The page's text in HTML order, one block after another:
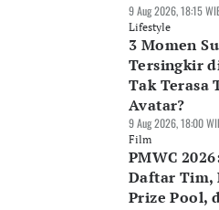
9 Aug 2026, 18:15
Lifestyle
3 Momen
Tersingkir
Tak Terasa
Avatar?
9 Aug 2026, 18:00
Film
PMWC
Daftar Tim,
Prize Pool,